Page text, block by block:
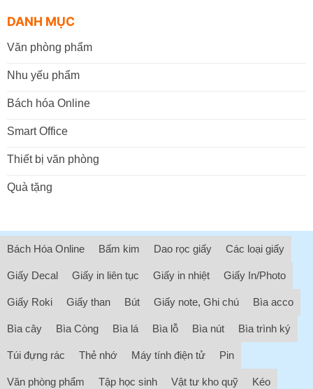
DANH MỤC
Văn phòng phẩm
Nhu yếu phẩm
Bách hóa Online
Smart Office
Thiết bị văn phòng
Quà tặng
Bách Hóa Online Bấm kim Dao rọc giấy Các loại giấy
Giấy Decal Giấy in liên tục Giấy in nhiệt Giấy In/Photo
Giấy Roki Giấy than Bút Giấy note, Ghi chú Bìa acco
Bìa cây Bìa Còng Bìa lá Bìa lỗ Bìa nút Bìa trình ký
Túi đựng rác Thẻ nhớ Máy tính điện tử Pin
Văn phòng phẩm Tập học sinh Vật tư kho quỹ Kéo